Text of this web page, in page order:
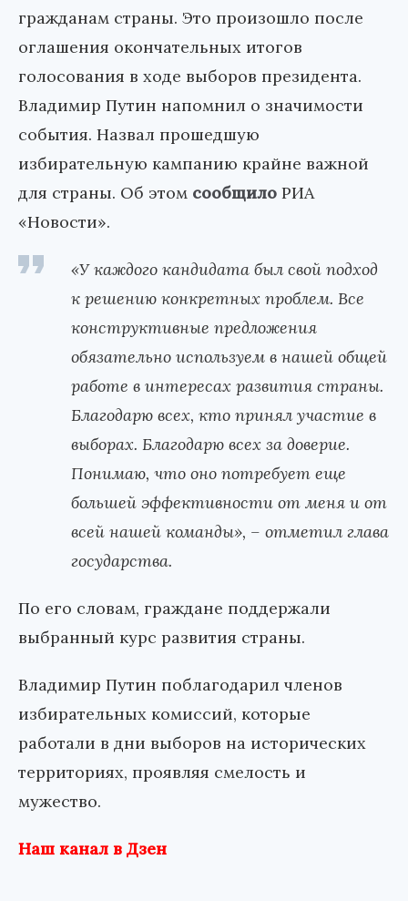
гражданам страны. Это произошло после
оглашения окончательных итогов
голосования в ходе выборов президента.
Владимир Путин напомнил о значимости
события. Назвал прошедшую
избирательную кампанию крайне важной
для страны. Об этом сообщило РИА
«Новости».
«У каждого кандидата был свой подход
к решению конкретных проблем. Все
конструктивные предложения
обязательно используем в нашей общей
работе в интересах развития страны.
Благодарю всех, кто принял участие в
выборах. Благодарю всех за доверие.
Понимаю, что оно потребует еще
большей эффективности от меня и от
всей нашей команды», – отметил глава
государства.
По его словам, граждане поддержали
выбранный курс развития страны.
Владимир Путин поблагодарил членов
избирательных комиссий, которые
работали в дни выборов на исторических
территориях, проявляя смелость и
мужество.
Наш канал в Дзен